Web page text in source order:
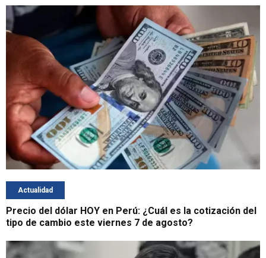
Actualidad
Precio del dólar HOY en Perú: ¿Cuál es la cotización del
tipo de cambio este viernes 7 de agosto?